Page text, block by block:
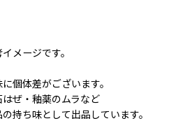
メージです。
個体差がございます。
ぜ・釉薬のムラなど
持ち味として出品しています。